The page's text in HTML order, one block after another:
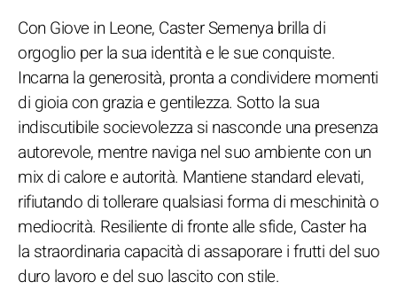
Con Giove in Leone, Caster Semenya brilla di
orgoglio per la sua identità e le sue conquiste.
Incarna la generosità, pronta a condividere momenti
di gioia con grazia e gentilezza. Sotto la sua
indiscutibile socievolezza si nasconde una presenza
autorevole, mentre naviga nel suo ambiente con un
mix di calore e autorità. Mantiene standard elevati,
rifiutando di tollerare qualsiasi forma di meschinità o
mediocrità. Resiliente di fronte alle sfide, Caster ha
la straordinaria capacità di assaporare i frutti del suo
duro lavoro e del suo lascito con stile.